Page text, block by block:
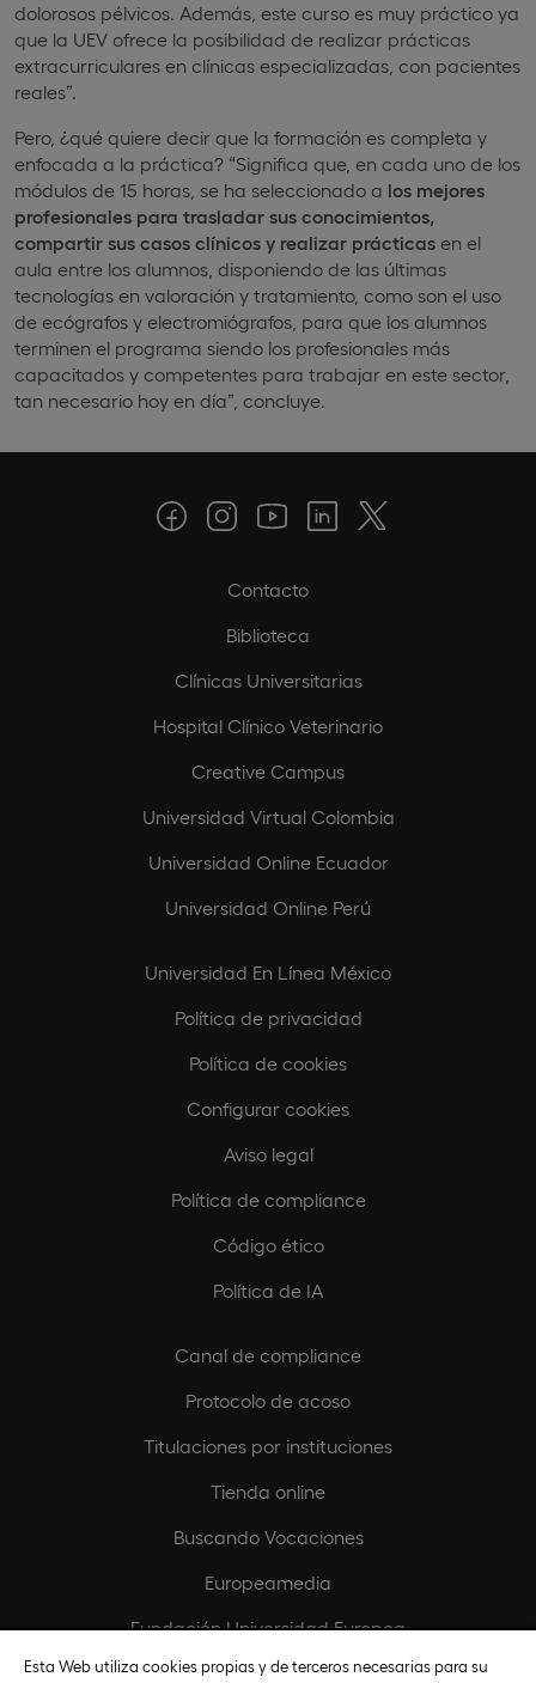
dolorosos pélvicos. Además, este curso es muy práctico ya
que la UEV ofrece la posibilidad de realizar prácticas
extracurriculares en clínicas especializadas, con pacientes
reales”.
Pero, ¿qué quiere decir que la formación es completa y
enfocada a la práctica? “Significa que, en cada uno de los
módulos de 15 horas, se ha seleccionado a los mejores
profesionales para trasladar sus conocimientos,
compartir sus casos clínicos y realizar prácticas en el
aula entre los alumnos, disponiendo de las últimas
tecnologías en valoración y tratamiento, como son el uso
de ecógrafos y electromiógrafos, para que los alumnos
terminen el programa siendo los profesionales más
capacitados y competentes para trabajar en este sector,
tan necesario hoy en día”, concluye.
Contacto
Biblioteca
Clínicas Universitarias
Hospital Clínico Veterinario
Creative Campus
Universidad Virtual Colombia
Universidad Online Ecuador
Universidad Online Perú
Universidad En Línea México
Política de privacidad
Política de cookies
Configurar cookies
Aviso legal
Política de compliance
Código ético
Política de IA
Canal de compliance
Protocolo de acoso
Titulaciones por instituciones
Tienda online
Buscando Vocaciones
Europeamedia
Fundación Universidad Europea
Únete al equipo
Esta Web utiliza cookies propias y de terceros necesarias para su